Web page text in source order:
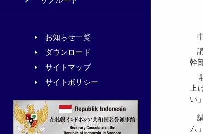
講演内容は当社の重要戦略と位置付ける環境と地域づくりにかかわる
幹
開会に当たり、あいさつに立った中山社長は「80年にわたる長い歴史を
上
い
講演は二部構成で行われ、日本土壌汚染処理安全推進協議会の広瀬
ム
お知らせ一覧
ダウンロード
サイトマップ
サイトポリシー